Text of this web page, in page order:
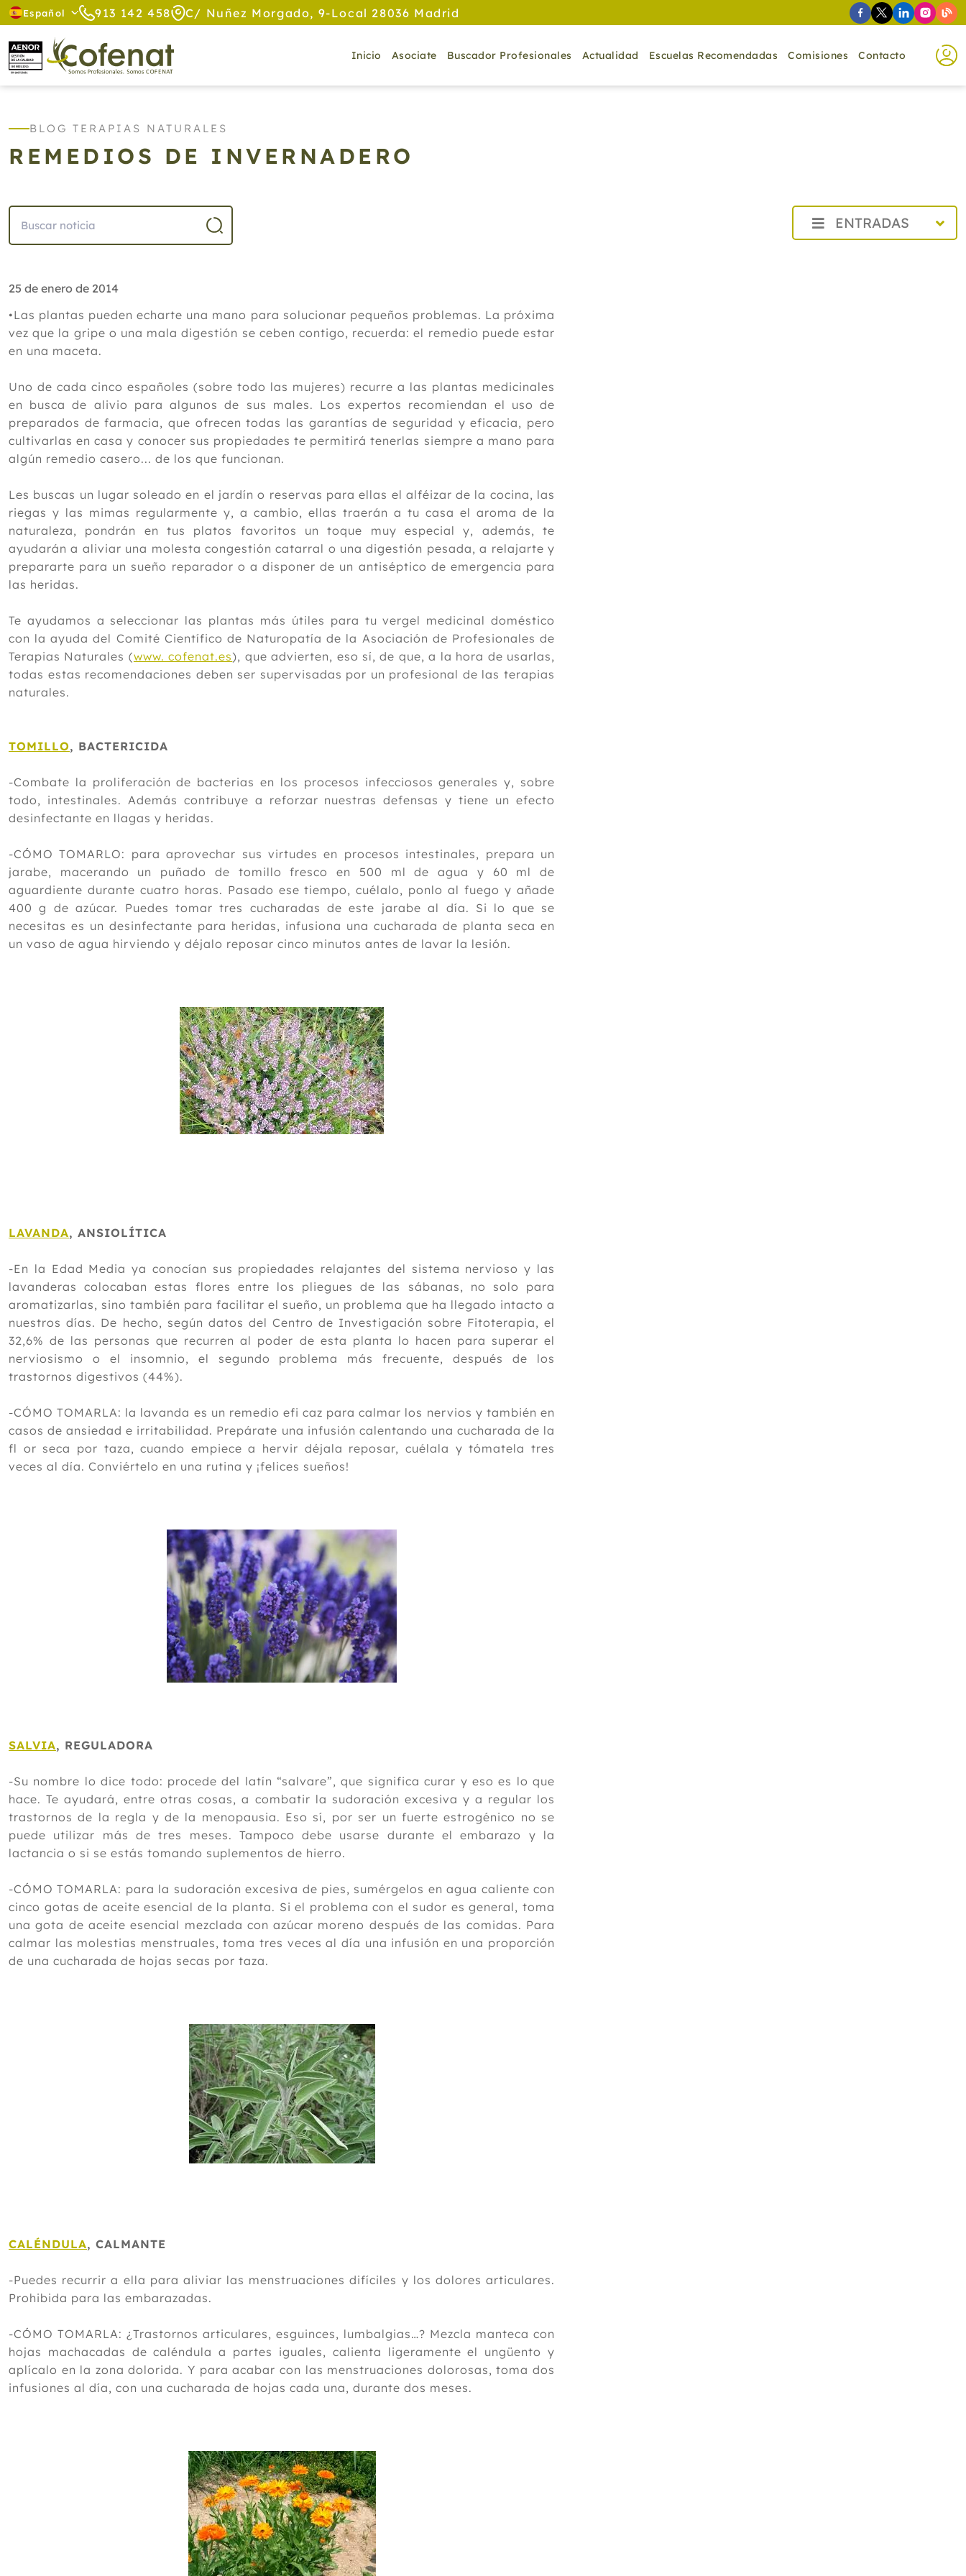
Español 913 142 458 C/ Nuñez Morgado, 9-Local 28036 Madrid
Inicio Asociate Buscador Profesionales Actualidad Escuelas Recomendadas Comisiones Contacto
BLOG TERAPIAS NATURALES
REMEDIOS DE INVERNADERO
ENTRADAS
25 de enero de 2014
•Las plantas pueden echarte una mano para solucionar pequeños problemas. La próxima
vez que la gripe o una mala digestión se ceben contigo, recuerda: el remedio puede estar
en una maceta.
Uno de cada cinco españoles (sobre todo las mujeres) recurre a las plantas medicinales
en busca de alivio para algunos de sus males. Los expertos recomiendan el uso de
preparados de farmacia, que ofrecen todas las garantías de seguridad y eficacia, pero
cultivarlas en casa y conocer sus propiedades te permitirá tenerlas siempre a mano para
algún remedio casero... de los que funcionan.
Les buscas un lugar soleado en el jardín o reservas para ellas el alféizar de la cocina, las
riegas y las mimas regularmente y, a cambio, ellas traerán a tu casa el aroma de la
naturaleza, pondrán en tus platos favoritos un toque muy especial y, además, te
ayudarán a aliviar una molesta congestión catarral o una digestión pesada, a relajarte y
prepararte para un sueño reparador o a disponer de un antiséptico de emergencia para
las heridas.
Te ayudamos a seleccionar las plantas más útiles para tu vergel medicinal doméstico
con la ayuda del Comité Científico de Naturopatía de la Asociación de Profesionales de
Terapias Naturales (www. cofenat.es), que advierten, eso sí, de que, a la hora de usarlas,
todas estas recomendaciones deben ser supervisadas por un profesional de las terapias
naturales.
TOMILLO, BACTERICIDA
-Combate la proliferación de bacterias en los procesos infecciosos generales y, sobre
todo, intestinales. Además contribuye a reforzar nuestras defensas y tiene un efecto
desinfectante en llagas y heridas.
-CÓMO TOMARLO: para aprovechar sus virtudes en procesos intestinales, prepara un
jarabe, macerando un puñado de tomillo fresco en 500 ml de agua y 60 ml de
aguardiente durante cuatro horas. Pasado ese tiempo, cuélalo, ponlo al fuego y añade
400 g de azúcar. Puedes tomar tres cucharadas de este jarabe al día. Si lo que se
necesitas es un desinfectante para heridas, infusiona una cucharada de planta seca en
un vaso de agua hirviendo y déjalo reposar cinco minutos antes de lavar la lesión.
LAVANDA, ANSIOLÍTICA
-En la Edad Media ya conocían sus propiedades relajantes del sistema nervioso y las
lavanderas colocaban estas flores entre los pliegues de las sábanas, no solo para
aromatizarlas, sino también para facilitar el sueño, un problema que ha llegado intacto a
nuestros días. De hecho, según datos del Centro de Investigación sobre Fitoterapia, el
32,6% de las personas que recurren al poder de esta planta lo hacen para superar el
nerviosismo o el insomnio, el segundo problema más frecuente, después de los
trastornos digestivos (44%).
-CÓMO TOMARLA: la lavanda es un remedio efi caz para calmar los nervios y también en
casos de ansiedad e irritabilidad. Prepárate una infusión calentando una cucharada de la
fl or seca por taza, cuando empiece a hervir déjala reposar, cuélala y tómatela tres
veces al día. Conviértelo en una rutina y ¡felices sueños!
SALVIA, REGULADORA
-Su nombre lo dice todo: procede del latín “salvare”, que significa curar y eso es lo que
hace. Te ayudará, entre otras cosas, a combatir la sudoración excesiva y a regular los
trastornos de la regla y de la menopausia. Eso sí, por ser un fuerte estrogénico no se
puede utilizar más de tres meses. Tampoco debe usarse durante el embarazo y la
lactancia o si se estás tomando suplementos de hierro.
-CÓMO TOMARLA: para la sudoración excesiva de pies, sumérgelos en agua caliente con
cinco gotas de aceite esencial de la planta. Si el problema con el sudor es general, toma
una gota de aceite esencial mezclada con azúcar moreno después de las comidas. Para
calmar las molestias menstruales, toma tres veces al día una infusión en una proporción
de una cucharada de hojas secas por taza.
CALÉNDULA, CALMANTE
-Puedes recurrir a ella para aliviar las menstruaciones difíciles y los dolores articulares.
Prohibida para las embarazadas.
-CÓMO TOMARLA: ¿Trastornos articulares, esguinces, lumbalgias…? Mezcla manteca con
hojas machacadas de caléndula a partes iguales, calienta ligeramente el ungüento y
aplícalo en la zona dolorida. Y para acabar con las menstruaciones dolorosas, toma dos
infusiones al día, con una cucharada de hojas cada una, durante dos meses.